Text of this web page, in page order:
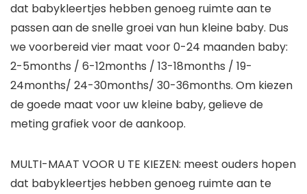
dat babykleertjes hebben genoeg ruimte aan te
passen aan de snelle groei van hun kleine baby. Dus
we voorbereid vier maat voor 0-24 maanden baby:
2-5months / 6-12months / 13-18months / 19-
24months/ 24-30months/ 30-36months. Om kiezen
de goede maat voor uw kleine baby, gelieve de
meting grafiek voor de aankoop.
MULTI-MAAT VOOR U TE KIEZEN: meest ouders hopen
dat babykleertjes hebben genoeg ruimte aan te